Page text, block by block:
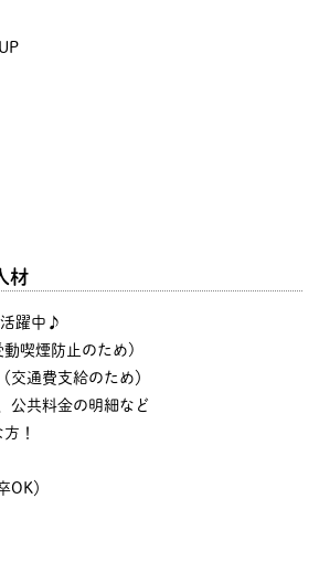
材
躍中♪
喫煙防止のため)
通費支給のため）
公共料金の明細など
！
OK）